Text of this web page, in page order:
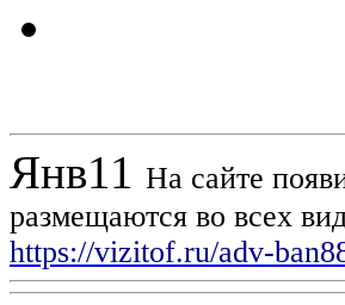
Янв11 На сайте
размещаются во всех
https://vizitof.ru/adv-